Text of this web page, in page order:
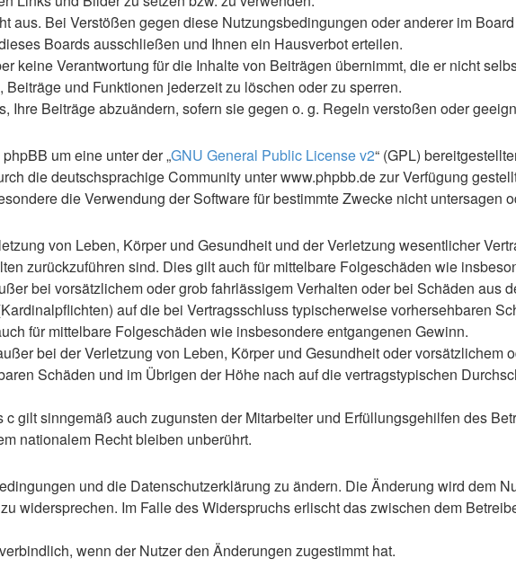
aus. Bei Verstößen gegen diese Nutzungsbedingungen oder anderer im
Boards ausschließen und Ihnen ein Hausverbot erteilen.
keine Verantwortung für die Inhalte von Beiträgen übernimmt, die er nicht
und Funktionen jederzeit zu löschen oder zu sperren.
Ihre Beiträge abzuändern, sofern sie gegen o. g. Regeln verstoßen oder
um eine unter der „GNU General Public License v2“ (GPL)
die deutschsprachige Community unter www.phpbb.de zur Verfügung
die Verwendung der Software für bestimmte Zwecke nicht untersagen
von Leben, Körper und Gesundheit und der Verletzung wesentlicher
zurückzuführen sind. Dies gilt auch für mittelbare Folgeschäden wie
bei vorsätzlichem oder grob fahrlässigem Verhalten oder bei Schäden aus
auf die bei Vertragsschluss typischerweise vorhersehbaren
für mittelbare Folgeschäden wie insbesondere entgangenen Gewinn.
bei der Verletzung von Leben, Körper und Gesundheit oder vorsätzlichem
Schäden und im Übrigen der Höhe nach auf die vertragstypischen
gilt sinngemäß auch zugunsten der Mitarbeiter und Erfüllungsgehilfen des
nationalem Recht bleiben unberührt.
und die Datenschutzerklärung zu ändern. Die Änderung wird dem
widersprechen. Im Falle des Widerspruchs erlischt das zwischen dem
wenn der Nutzer den Änderungen zugestimmt hat.